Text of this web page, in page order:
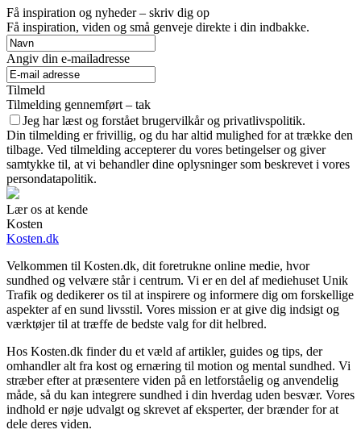
Få inspiration og nyheder – skriv dig op
Få inspiration, viden og små genveje direkte i din indbakke.
Angiv din e-mailadresse
Tilmeld
Tilmelding gennemført – tak
Jeg har læst og forstået brugervilkår og privatlivspolitik.
Din tilmelding er frivillig, og du har altid mulighed for at trække den
tilbage. Ved tilmelding accepterer du vores betingelser og giver
samtykke til, at vi behandler dine oplysninger som beskrevet i vores
persondatapolitik.
Lær os at kende
Kosten
Kosten.dk
Velkommen til Kosten.dk, dit foretrukne online medie, hvor
sundhed og velvære står i centrum. Vi er en del af mediehuset Unik
Trafik og dedikerer os til at inspirere og informere dig om forskellige
aspekter af en sund livsstil. Vores mission er at give dig indsigt og
værktøjer til at træffe de bedste valg for dit helbred.
Hos Kosten.dk finder du et væld af artikler, guides og tips, der
omhandler alt fra kost og ernæring til motion og mental sundhed. Vi
stræber efter at præsentere viden på en letforståelig og anvendelig
måde, så du kan integrere sundhed i din hverdag uden besvær. Vores
indhold er nøje udvalgt og skrevet af eksperter, der brænder for at
dele deres viden.